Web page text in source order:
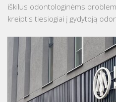
iškilus odontologinėms
kreiptis tiesiogiai į gydytoją